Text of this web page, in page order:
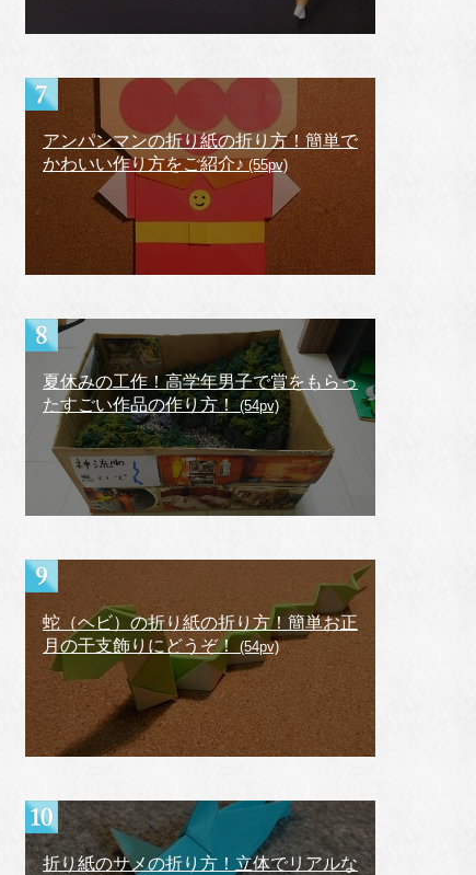
アンパンマンの折り紙の折り方！簡単で
かわいい作り方をご紹介♪ (55pv)
夏休みの工作！高学年男子で賞をもらっ
たすごい作品の作り方！(54pv)
蛇（ヘビ）の折り紙の折り方！簡単お正
月の干支飾りにどうぞ！ (54pv)
折り紙のサメの折り方！立体でリアルな